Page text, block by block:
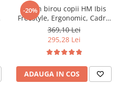
-20%
Scaun birou copii HM Ibis
Freestyle, Ergonomic, Cadru
Metal, Stofa, Inaltime
ajustabila, Manere
polipropilena, 100 Kg,
Multicolor
369,10 Lei
295,28 Lei
ADAUGA IN COS